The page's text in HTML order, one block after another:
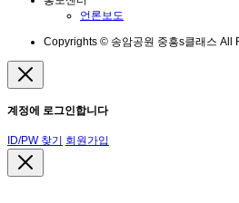
언론보도
Copyrights © 송암공원 중흥s클래스 All
계정에 로그인합니다
ID/PW 찾기 회원가입